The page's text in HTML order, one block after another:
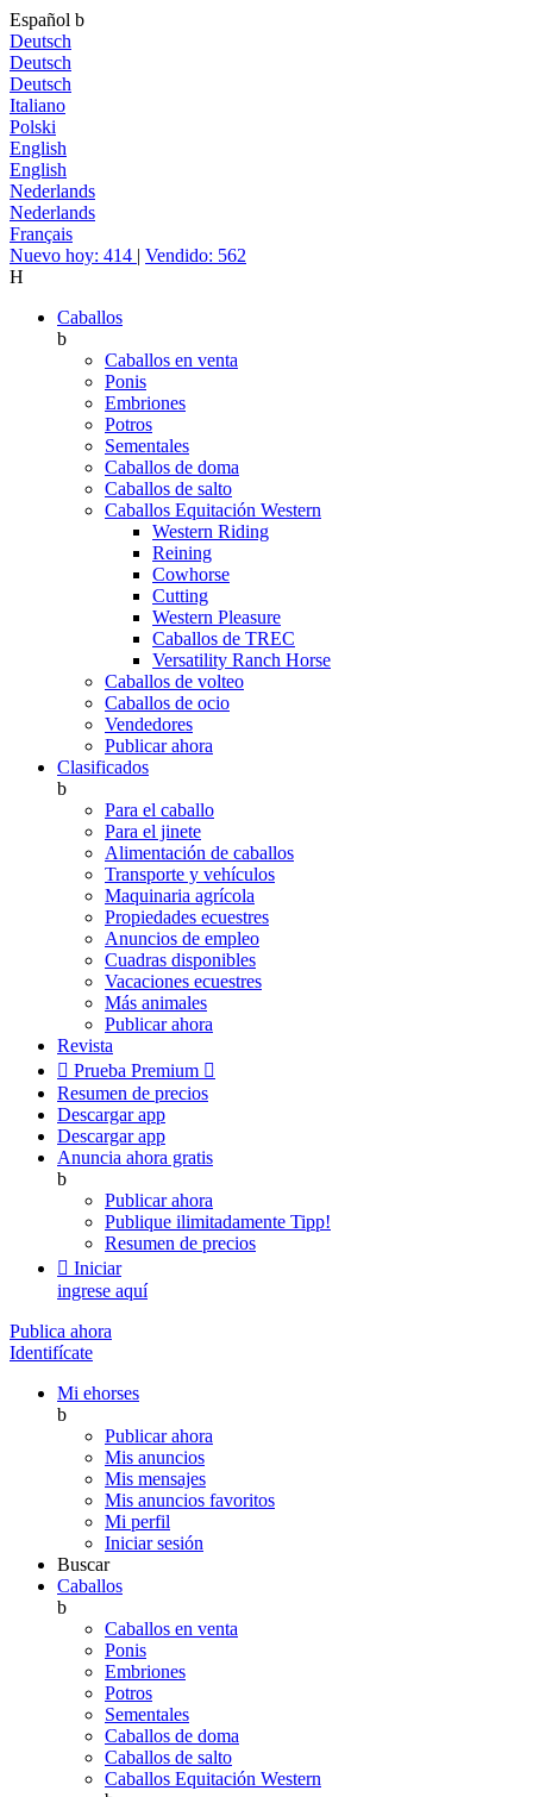
Español b
Deutsch
Deutsch
Deutsch
Italiano
Polski
English
English
Nederlands
Nederlands
Français
Nuevo hoy: 414 | Vendido: 562
H
Caballos
b
Caballos en venta
Ponis
Embriones
Potros
Sementales
Caballos de doma
Caballos de salto
Caballos Equitación Western
Western Riding
Reining
Cowhorse
Cutting
Western Pleasure
Caballos de TREC
Versatility Ranch Horse
Caballos de volteo
Caballos de ocio
Vendedores
Publicar ahora
Clasificados
b
Para el caballo
Para el jinete
Alimentación de caballos
Transporte y vehículos
Maquinaria agrícola
Propiedades ecuestres
Anuncios de empleo
Cuadras disponibles
Vacaciones ecuestres
Más animales
Publicar ahora
Revista
 Prueba Premium 
Resumen de precios
Descargar app
Descargar app
Anuncia ahora gratis
b
Publicar ahora
Publique ilimitadamente Tipp!
Resumen de precios
 Iniciar
ingrese aquí
Publica ahora
Identifícate
Mi ehorses
b
Publicar ahora
Mis anuncios
Mis mensajes
Mis anuncios favoritos
Mi perfil
Iniciar sesión
Buscar
Caballos
b
Caballos en venta
Ponis
Embriones
Potros
Sementales
Caballos de doma
Caballos de salto
Caballos Equitación Western